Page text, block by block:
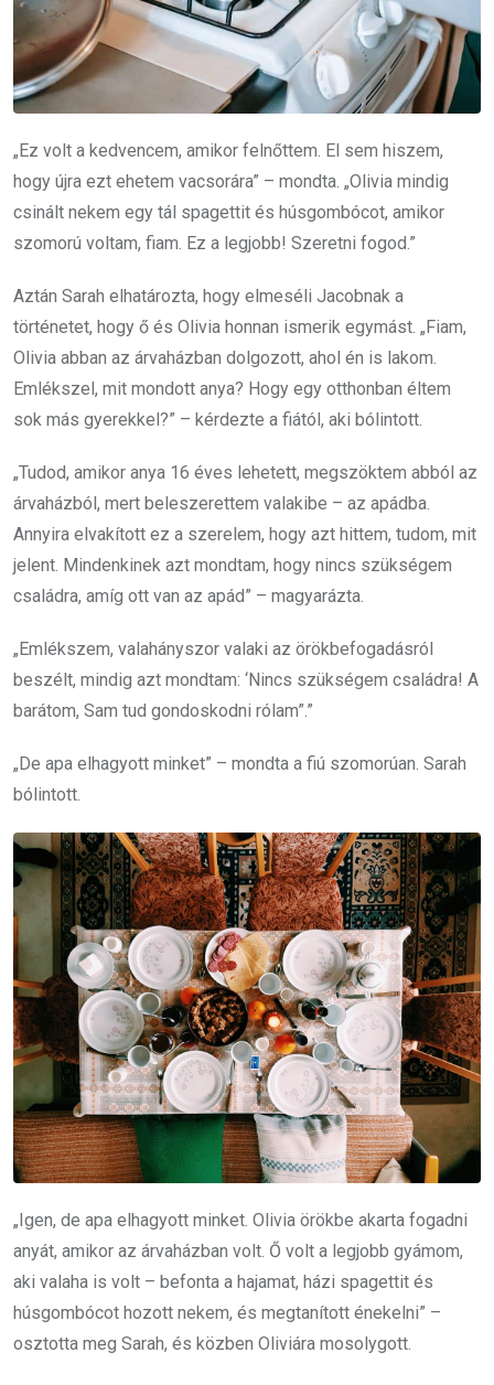
„Ez volt a kedvencem, amikor felnőttem. El sem hiszem,
hogy újra ezt ehetem vacsorára” – mondta. „Olivia mindig
csinált nekem egy tál spagettit és húsgombócot, amikor
szomorú voltam, fiam. Ez a legjobb! Szeretni fogod.”
Aztán Sarah elhatározta, hogy elmeséli Jacobnak a
történetet, hogy ő és Olivia honnan ismerik egymást. „Fiam,
Olivia abban az árvaházban dolgozott, ahol én is lakom.
Emlékszel, mit mondott anya? Hogy egy otthonban éltem
sok más gyerekkel?” – kérdezte a fiától, aki bólintott.
„Tudod, amikor anya 16 éves lehetett, megszöktem abból az
árvaházból, mert beleszerettem valakibe – az apádba.
Annyira elvakított ez a szerelem, hogy azt hittem, tudom, mit
jelent. Mindenkinek azt mondtam, hogy nincs szükségem
családra, amíg ott van az apád” – magyarázta.
„Emlékszem, valahányszor valaki az örökbefogadásról
beszélt, mindig azt mondtam: ‘Nincs szükségem családra! A
barátom, Sam tud gondoskodni rólam”.”
„De apa elhagyott minket” – mondta a fiú szomorúan. Sarah
bólintott.
„Igen, de apa elhagyott minket. Olivia örökbe akarta fogadni
anyát, amikor az árvaházban volt. Ő volt a legjobb gyámom,
aki valaha is volt – befonta a hajamat, házi spagettit és
húsgombócot hozott nekem, és megtanított énekelni” –
osztotta meg Sarah, és közben Oliviára mosolygott.